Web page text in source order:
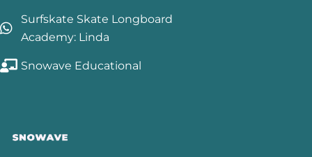
Surfskate Skate Longboard
Academy: Linda
Snowave Educational